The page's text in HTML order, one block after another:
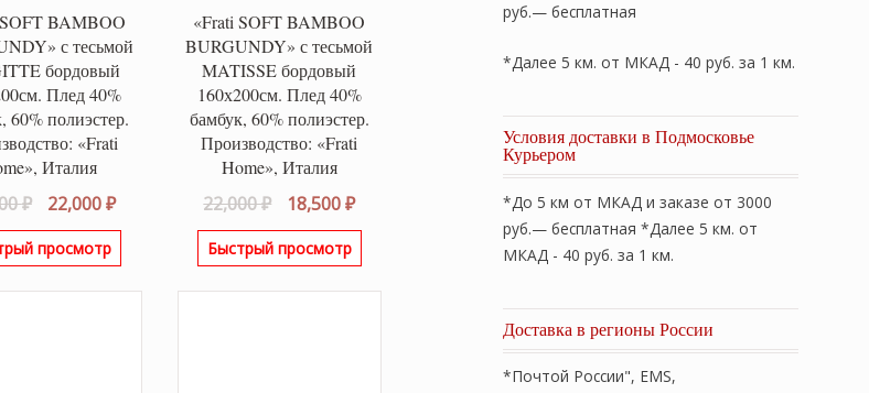
BAMBOO
с тесьмой
бордовый
Плед 40%
60% полиэстер.
«Frati
Италия
₽
Первоначальная
цена
составляла
22,000₽Текущая
цена:
просмотр
«Frati SOFT BAMBOO
BURGUNDY» с тесьмой
MATISSE бордовый
160х200см. Плед 40%
бамбук, 60% полиэстер.
Производство: «Frati
Home», Италия
22,000₽
Первоначальная
цена
составляла
18,500₽Текущая
цена:
Быстрый просмотр
руб.— бесплатная
*Далее 5 км. от МКАД - 40 руб. за 1 км.
Условия доставки в Подмосковье
Курьером
*До 5 км от МКАД и заказе от 3000
руб.— бесплатная *Далее 5 км. от
МКАД - 40 руб. за 1 км.
Доставка в регионы России
*Почтой России", EMS,